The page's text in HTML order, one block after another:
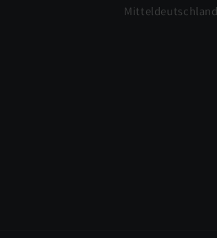
Mitteldeutschland